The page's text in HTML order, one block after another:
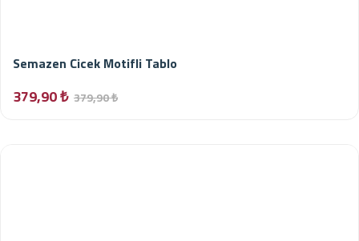
Semazen Cicek Motifli Tablo
379,90 ₺ 379,90 ₺